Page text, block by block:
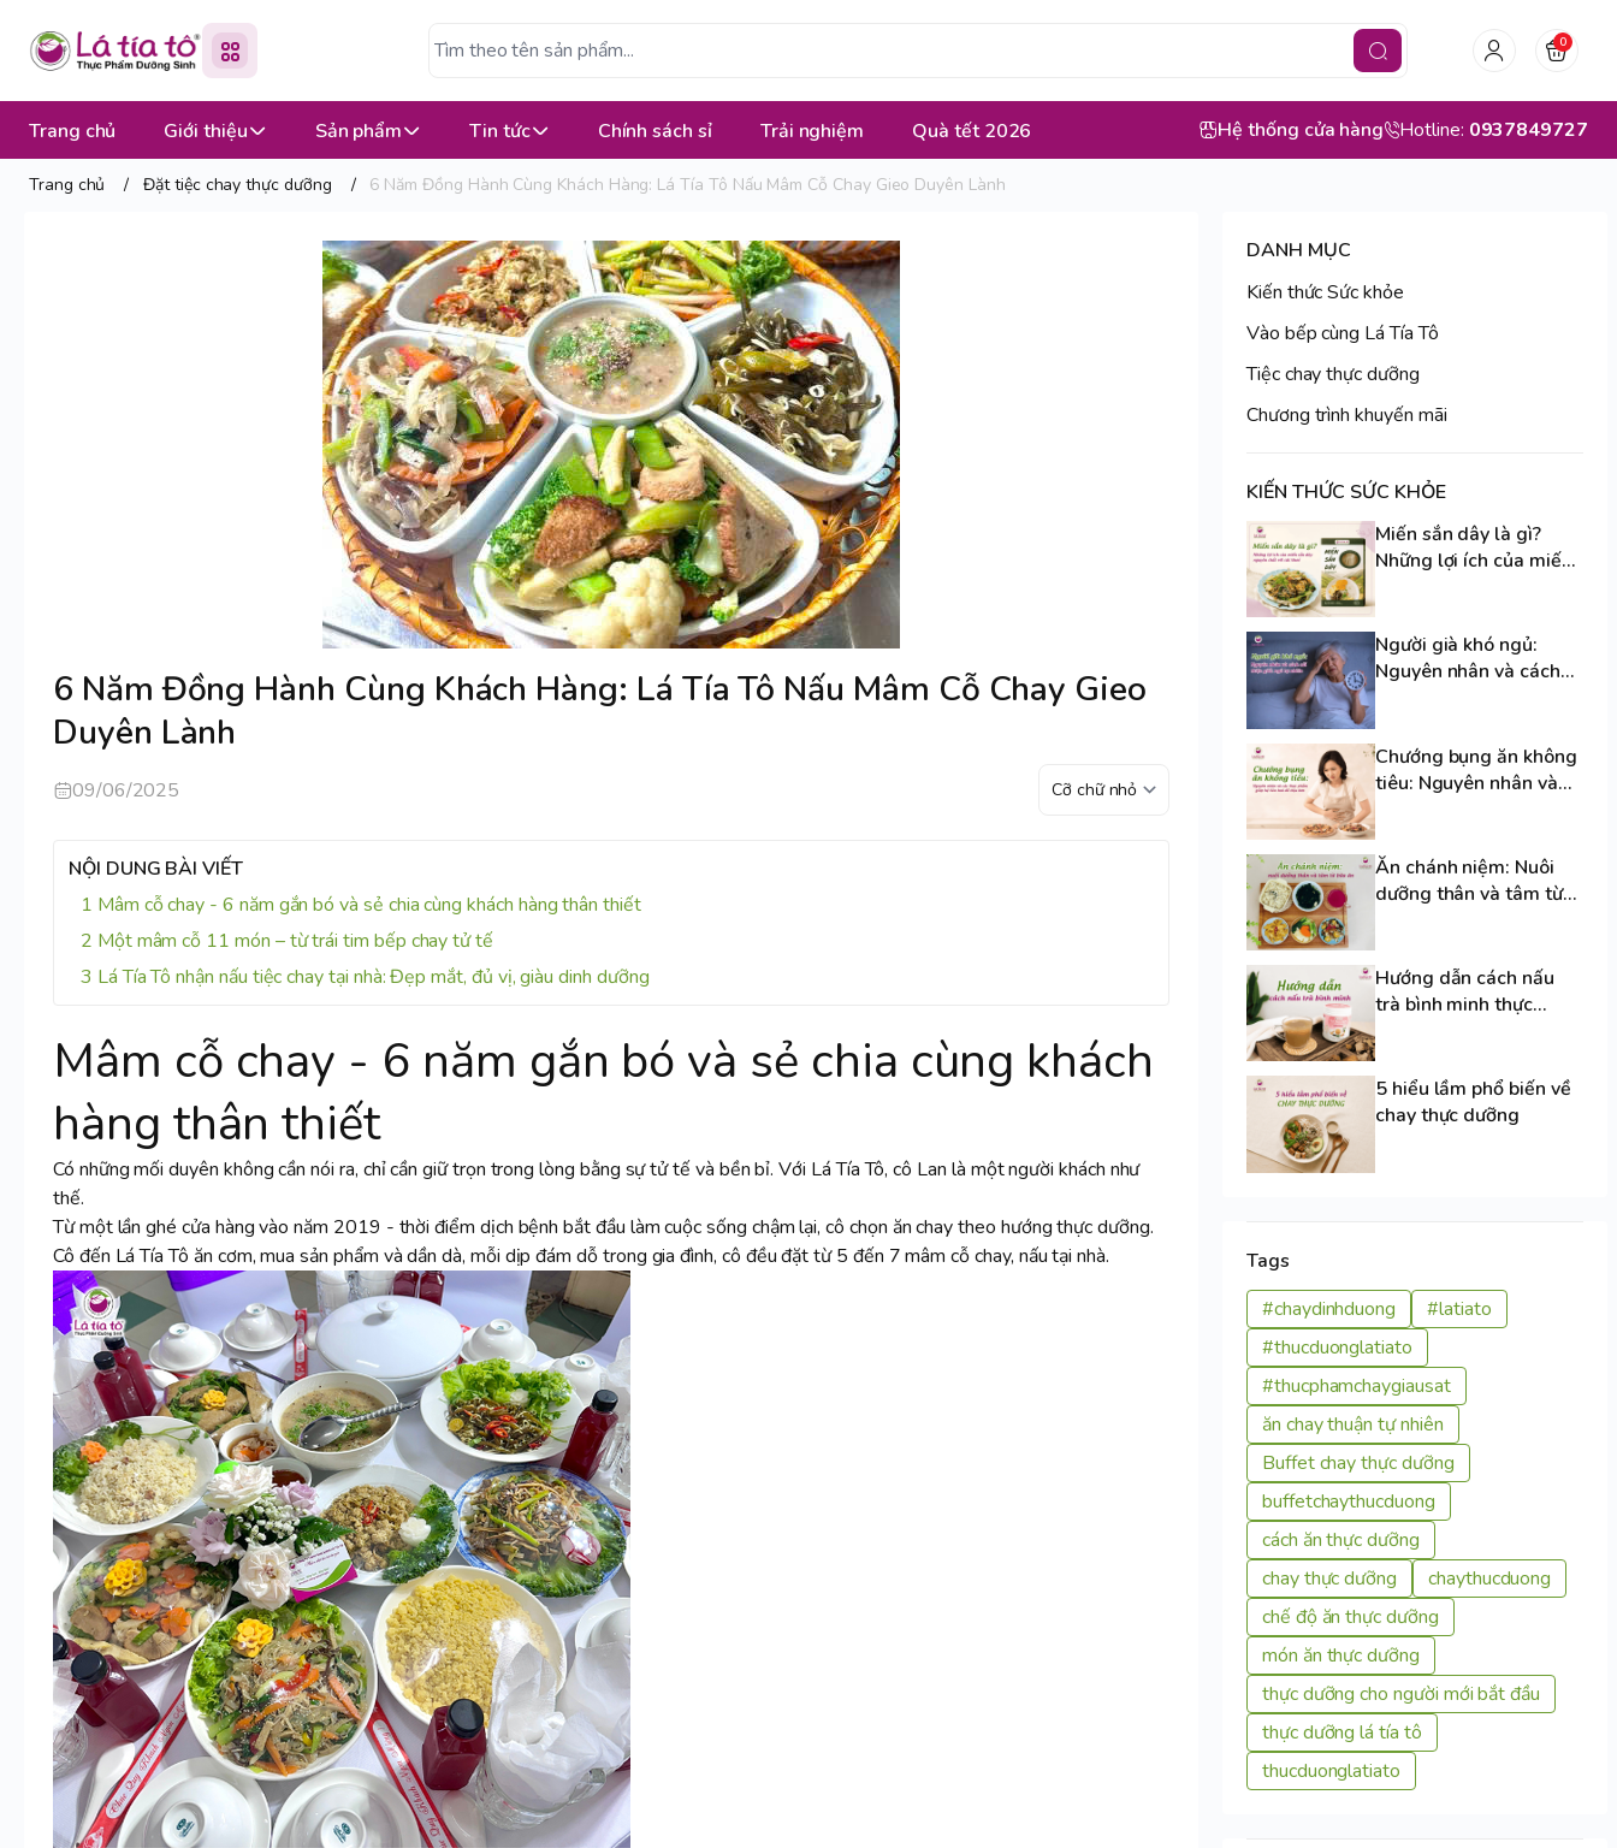
0
Trang chủ Giới thiệu Sản phẩm Tin tức Chính sách sỉ Trải nghiệm Quà tết 2026 Hệ thống cửa hàng Hotline: 0937849727
Trang chủ / Đặt tiệc chay thực dưỡng / 6 Năm Đồng Hành Cùng Khách Hàng: Lá Tía Tô Nấu Mâm Cỗ Chay Gieo Duyên Lành
6 Năm Đồng Hành Cùng Khách Hàng: Lá Tía Tô Nấu Mâm Cỗ Chay Gieo
Duyên Lành
09/06/2025
NỘI DUNG BÀI VIẾT
Mâm cỗ chay - 6 năm gắn bó và sẻ chia cùng khách hàng thân thiết
Một mâm cỗ 11 món – từ trái tim bếp chay tử tế
Lá Tía Tô nhận nấu tiệc chay tại nhà: Đẹp mắt, đủ vị, giàu dinh dưỡng
Mâm cỗ chay - 6 năm gắn bó và sẻ chia cùng khách
hàng thân thiết
Có những mối duyên không cần nói ra, chỉ cần giữ trọn trong lòng bằng sự tử tế và bền bỉ. Với Lá Tía Tô, cô Lan là một người khách như
thế.
Từ một lần ghé cửa hàng vào năm 2019 - thời điểm dịch bệnh bắt đầu làm cuộc sống chậm lại, cô chọn ăn chay theo hướng thực dưỡng.
Cô đến Lá Tía Tô ăn cơm, mua sản phẩm và dần dà, mỗi dịp đám dỗ trong gia đình, cô đều đặt từ 5 đến 7 mâm cỗ chay, nấu tại nhà.
DANH MỤC
Kiến thức Sức khỏe
Vào bếp cùng Lá Tía Tô
Tiệc chay thực dưỡng
Chương trình khuyến mãi
KIẾN THỨC SỨC KHỎE
Miến sắn dây là gì?
Những lợi ích của miến
Người già khó ngủ:
Nguyên nhân và cách
Chướng bụng ăn không
tiêu: Nguyên nhân và
Ăn chánh niệm: Nuôi
dưỡng thân và tâm từ
Hướng dẫn cách nấu
trà bình minh thực
5 hiểu lầm phổ biến về
chay thực dưỡng
Tags
#chaydinhduong
#latiato
#thucduonglatiato
#thucphamchaygiausat
ăn chay thuận tự nhiên
Buffet chay thực dưỡng
buffetchaythucduong
cách ăn thực dưỡng
chay thực dưỡng
chaythucduong
chế độ ăn thực dưỡng
món ăn thực dưỡng
thực dưỡng cho người mới bắt đầu
thực dưỡng lá tía tô
thucduonglatiato